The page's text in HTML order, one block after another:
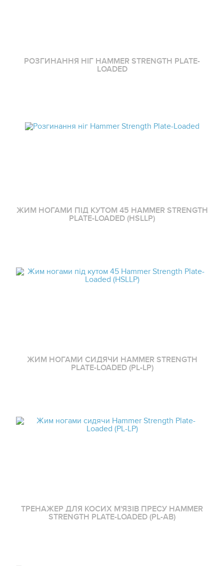
РОЗГИНАННЯ НІГ HAMMER STRENGTH PLATE-
LOADED
ЖИМ НОГАМИ ПІД КУТОМ 45 HAMMER STRENGTH
PLATE-LOADED (HSLLP)
ЖИМ НОГАМИ СИДЯЧИ HAMMER STRENGTH
PLATE-LOADED (PL-LP)
ТРЕНАЖЕР ДЛЯ КОСИХ М'ЯЗІВ ПРЕСУ HAMMER
STRENGTH PLATE-LOADED (PL-AB)